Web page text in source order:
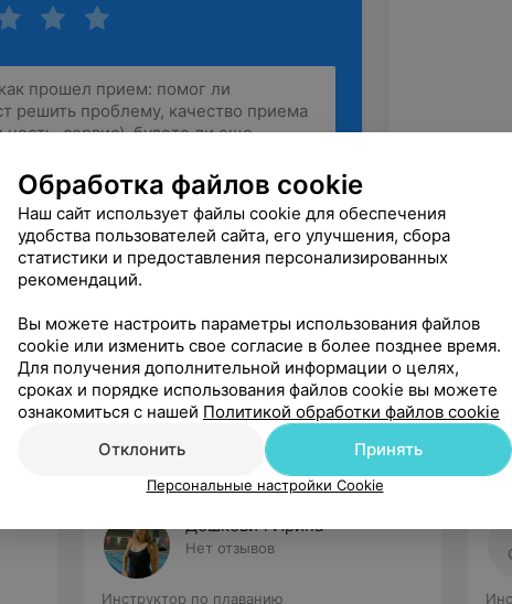
Рекомендую
Дешкевич Ирина
Нет отзывов
Инструктор по плаванию
Обработка файлов cookie
Наш сайт использует файлы cookie для обеспечения
удобства пользователей сайта, его улучшения, сбора
статистики и предоставления персонализированных
рекомендаций.
Вы можете настроить параметры использования файлов
cookie или изменить свое согласие в более позднее время.
Для получения дополнительной информации о целях,
сроках и порядке использования файлов cookie вы можете
ознакомиться с нашей Политикой обработки файлов cookie
Отклонить
Принять
Персональные настройки Cookie